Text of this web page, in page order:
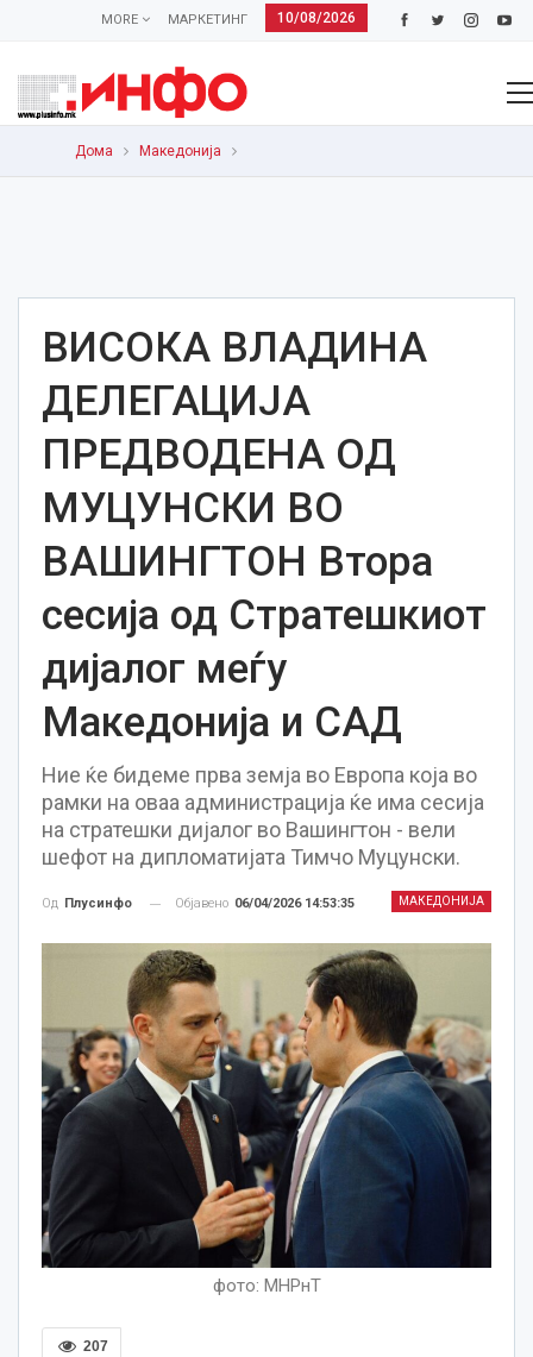
10/08/2026
МАРКЕТИНГ
MORE
Дома Македонија
ВИСОКА ВЛАДИНА
ДЕЛЕГАЦИЈА
ПРЕДВОДЕНА ОД
МУЦУНСКИ ВО
ВАШИНГТОН Втора
сесија од Стратешкиот
дијалог меѓу
Македонија и САД
Ние ќе бидеме прва земја во Европа која во
рамки на оваа администрација ќе има сесија
на стратешки дијалог во Вашингтон - вели
шефот на дипломатијата Тимчо Муцунски.
МАКЕДОНИЈА
Од Плусинфо Објавено 06/04/2026 14:53:35
фото: МНРнТ
207